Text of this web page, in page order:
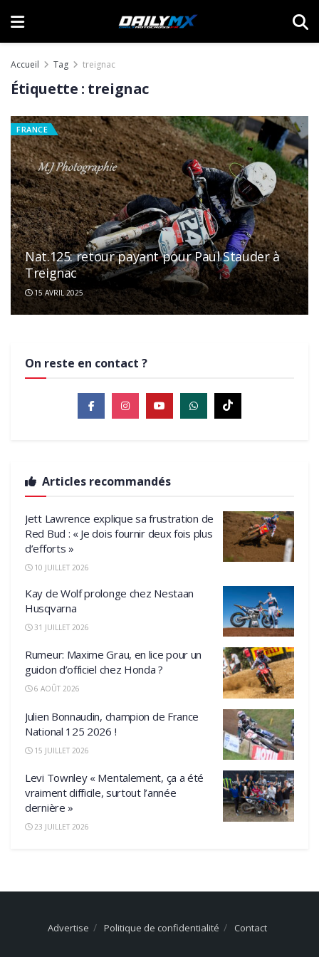
Accueil Tag treignac
Étiquette : treignac
FRANCE
Nat.125: retour payant pour Paul Stauder à
Treignac
15 AVRIL 2025
On reste en contact ?
Articles recommandés
Jett Lawrence explique sa frustration de
Red Bud : « Je dois fournir deux fois plus
d’efforts »
10 JUILLET 2026
Kay de Wolf prolonge chez Nestaan
Husqvarna
31 JUILLET 2026
Rumeur: Maxime Grau, en lice pour un
guidon d’officiel chez Honda ?
6 AOÛT 2026
Julien Bonnaudin, champion de France
National 125 2026 !
15 JUILLET 2026
Levi Townley « Mentalement, ça a été
vraiment difficile, surtout l’année
dernière »
23 JUILLET 2026
Advertise Politique de confidentialité Contact